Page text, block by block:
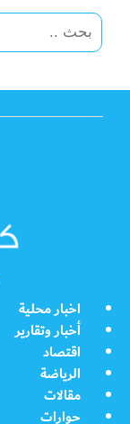
اخبار محلية
أخبار وتقارير
اقتصاد
الرياضة
مقالات
حوارات